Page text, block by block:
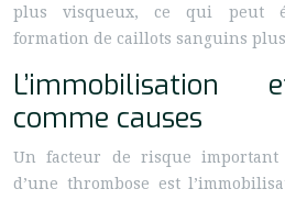
plus visqueux, ce qui peut
formation de caillots sanguins
L’immobilisation
comme causes
Un facteur de risque important
d’une thrombose est